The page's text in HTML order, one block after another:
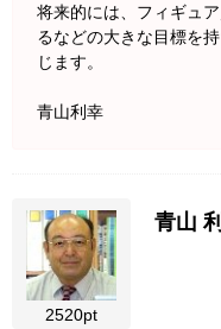
将来的には、フィギュ
るなどの大きな目標を
じます。
青山利幸
2520pt
青山